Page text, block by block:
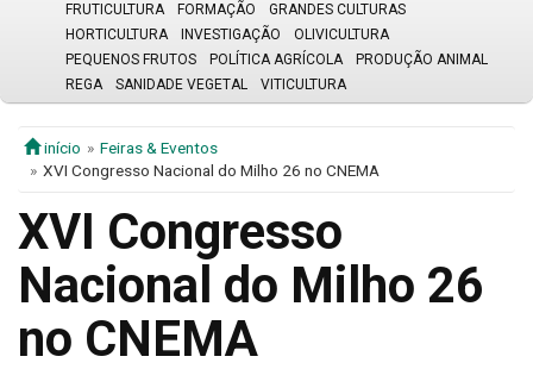
FRUTICULTURA
FORMAÇÃO
GRANDES CULTURAS
HORTICULTURA
INVESTIGAÇÃO
OLIVICULTURA
PEQUENOS FRUTOS
POLÍTICA AGRÍCOLA
PRODUÇÃO ANIMAL
REGA
SANIDADE VEGETAL VITICULTURA
início
Feiras & Eventos
XVI Congresso Nacional do Milho 26 no CNEMA
XVI Congresso
Nacional do Milho 26
no CNEMA